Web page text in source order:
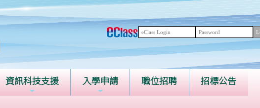
資訊科技支援 入學申請 職位招聘 招標公告